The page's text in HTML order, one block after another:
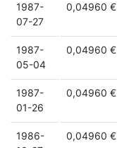
1987-
07-27
0,04960 €
1987-
05-04
0,04960 €
1987-
01-26
0,04960 €
1986-
0,04960 €